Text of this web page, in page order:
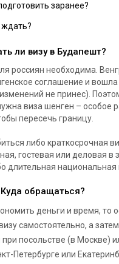
заранее?
ждать?
ли визу в Будапешт?
россиян необходима.
соглашение и вошла
не принес).
виза шенген – особое
пересечь границу.
либо краткосрочная
гостевая или деловая в
длительная национальная
Куда обращаться?
деньги и время, то
самостоятельно, а
при посольстве (в Москве)
Петербурге или